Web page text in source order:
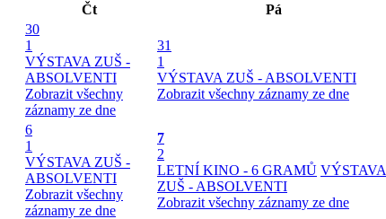
Čt Pá
30
1
VÝSTAVA ZUŠ -
ABSOLVENTI
Zobrazit všechny
záznamy ze dne
31
1
VÝSTAVA ZUŠ - ABSOLVENTI
Zobrazit všechny záznamy ze dne
6
1
VÝSTAVA ZUŠ -
ABSOLVENTI
Zobrazit všechny
záznamy ze dne
7
2
LETNÍ KINO - 6 GRAMŮ VÝSTAVA
ZUŠ - ABSOLVENTI
Zobrazit všechny záznamy ze dne